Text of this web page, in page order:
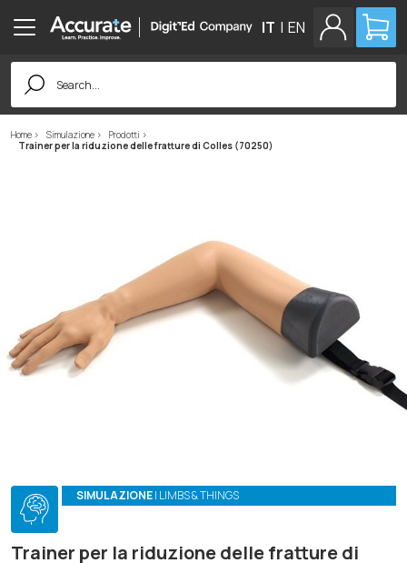
IT | EN
Search
for:
Home Simulazione
Prodotti
Trainer per la riduzione delle fratture di Colles (70250)
SIMULAZIONE| LIMBS & THINGS
Trainer per la riduzione delle fratture di